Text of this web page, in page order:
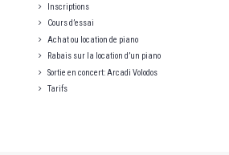
Inscriptions
Cours d’essai
Achat ou location de piano
Rabais sur la location d’un piano
Sortie en concert: Arcadi Volodos
Tarifs